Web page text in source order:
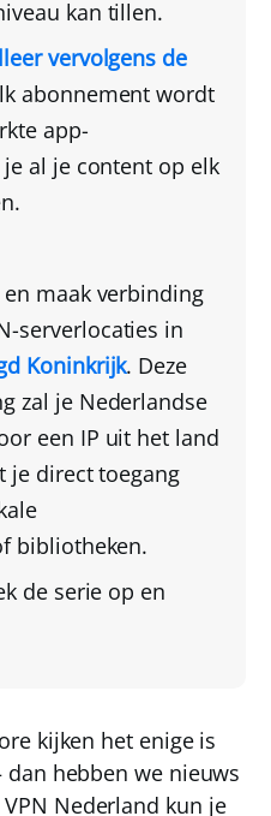
kan tillen.
vervolgens de
abonnement wordt
app-
al je content op elk
maak verbinding
serverlocaties in
Koninkrijk. Deze
zal je Nederlandse
een IP uit het land
je direct toegang
bibliotheken.
de serie op en
kijken het enige is
hebben we nieuws
VPN Nederland kun je